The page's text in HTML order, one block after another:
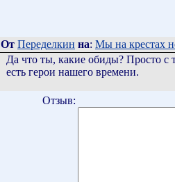
От Переделкин на: Мы на крестах
Да что ты, какие обиды? Просто с
есть герои нашего времени.
Отзыв: